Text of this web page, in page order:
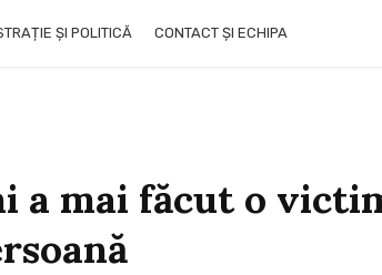
ȘI POLITICĂ CONTACT ȘI ECHIPA
a mai făcut o